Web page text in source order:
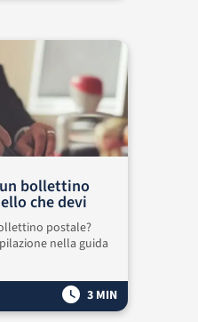
bollettino
che devi
postale?
nella guida
3 MIN